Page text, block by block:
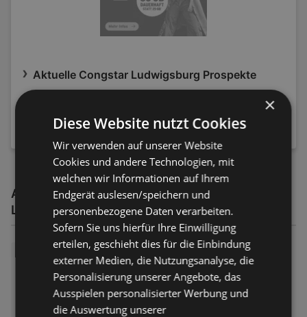
Aktuelle Congstar Ludwigsburg Prospekte
NEWSLETTER ANMELDEN
Angebote und Prospekte von Congstar in
Ludwigsburg
Congstar: STARTER-PAKET F
ÜR 1 €!
Prospekt nicht mehr gültig
12.07.2026
×
Diese Website nutzt Cookies
Wir verwenden auf unserer Website
Cookies und andere Technologien, mit
welchen wir Informationen auf Ihrem
Endgerät auslesen/speichern und
personenbezogene Daten verarbeiten.
Sofern Sie uns hierfür Ihre Einwilligung
erteilen, geschieht dies für die Einbindung
externer Medien, die Nutzungsanalyse, die
Personalisierung unserer Angebote, das
Ausspielen personalisierter Werbung und
die Auswertung unserer